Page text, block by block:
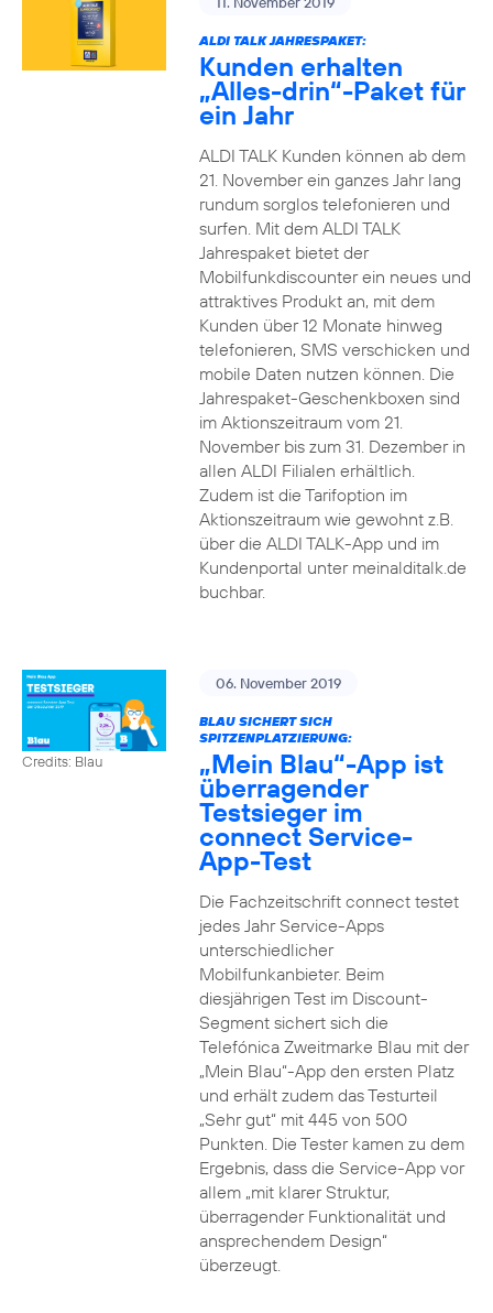
ALDI TALK JAHRESPAKET:
Kunden erhalten
„Alles-drin“-Paket für
ein Jahr
ALDI TALK Kunden können ab dem
21. November ein ganzes Jahr lang
rundum sorglos telefonieren und
surfen. Mit dem ALDI TALK
Jahrespaket bietet der
Mobilfunkdiscounter ein neues und
attraktives Produkt an, mit dem
Kunden über 12 Monate hinweg
telefonieren, SMS verschicken und
mobile Daten nutzen können. Die
Jahrespaket-Geschenkboxen sind
im Aktionszeitraum vom 21.
November bis zum 31. Dezember in
allen ALDI Filialen erhältlich.
Zudem ist die Tarifoption im
Aktionszeitraum wie gewohnt z.B.
über die ALDI TALK-App und im
Kundenportal unter meinalditalk.de
buchbar.
Credits: Blau
06. November 2019
BLAU SICHERT SICH
SPITZENPLATZIERUNG:
„Mein Blau“-App ist
überragender
Testsieger im
connect Service-
App-Test
Die Fachzeitschrift connect testet
jedes Jahr Service-Apps
unterschiedlicher
Mobilfunkanbieter. Beim
diesjährigen Test im Discount-
Segment sichert sich die
Telefónica Zweitmarke Blau mit der
„Mein Blau“-App den ersten Platz
und erhält zudem das Testurteil
„Sehr gut“ mit 445 von 500
Punkten. Die Tester kamen zu dem
Ergebnis, dass die Service-App vor
allem „mit klarer Struktur,
überragender Funktionalität und
ansprechendem Design“
überzeugt.